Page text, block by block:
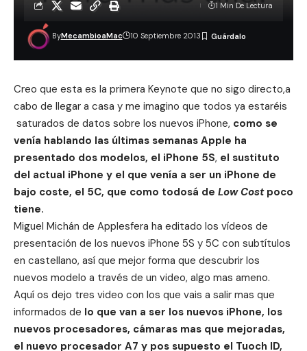
ByMecambioaMac 10 Septiembre 2013
1 Min De Lectura
Creo que esta es la primera Keynote que no sigo directo,a
cabo de llegar a casa y me imagino que todos ya estaréis
saturados de datos sobre los nuevos iPhone, como se
venía hablando las últimas semanas Apple ha
presentado dos modelos, el iPhone 5S, el sustituto
del actual iPhone y el que venía a ser un iPhone de
bajo coste, el 5C, que como todosá de Low Costpoco
tiene.
Miguel Michán de Applesfera ha editado los vídeos de
presentación de los nuevos iPhone 5S y 5C con subtítulos
en castellano, así que mejor forma que descubrir los
nuevos modelo a través de un video, algo mas ameno.
Aquí os dejo tres video con los que vais a salir mas que
informados de lo que van a ser los nuevos iPhone, los
nuevos procesadores, cámaras mas que mejoradas,
el nuevo procesador A7 y pos supuesto el Tuoch ID,